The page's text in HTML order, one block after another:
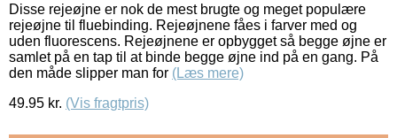
Disse rejeøjne er nok de mest brugte og meget populære
rejeøjne til fluebinding. Rejeøjnene fåes i farver med og
uden fluorescens. Rejeøjnene er opbygget så begge øjne er
samlet på en tap til at binde begge øjne ind på en gang. På
den måde slipper man for (Læs mere)
49.95 kr. (Vis fragtpris)